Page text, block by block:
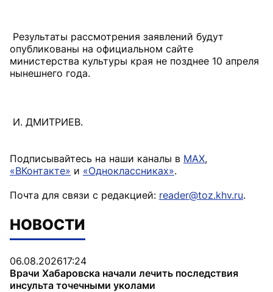
Результаты рассмотрения заявлений будут
опубликованы на официальном сайте
министерства культуры края не позднее 10 апреля
нынешнего года.
И. ДМИТРИЕВ.
Подписывайтесь на наши каналы в MAX,
«ВКонтакте» и «Одноклассниках».
Почта для связи с редакцией: reader@toz.khv.ru.
НОВОСТИ
06.08.202617:24
Врачи Хабаровска начали лечить последствия
инсульта точечными уколами